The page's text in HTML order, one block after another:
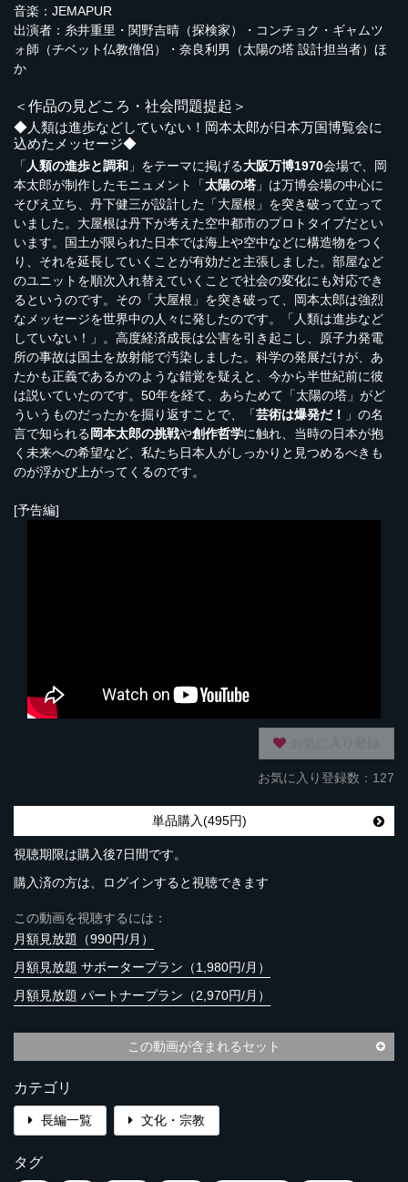
音楽：JEMAPUR
出演者：糸井重里・関野吉晴（探検家）・コンチョク・ギャムツ
ォ師（チベット仏教僧侶）・奈良利男（太陽の塔 設計担当者）ほ
か
＜作品の見どころ・社会問題提起＞
◆人類は進歩などしていない！岡本太郎が日本万国博覧会に
込めたメッセージ◆
「 人類の進歩と調和 」をテーマに掲げる大阪万博1970会場で、岡
本太郎が制作したモニュメント「太陽の塔 」は万博会場の中心に
そびえ立ち、丹下健三が設計した「大屋根」を突き破って立って
いました。大屋根は丹下が考えた空中都市のプロトタイプだとい
います。国土が限られた日本では海上や空中などに構造物をつく
り、それを延長していくことが有効だと主張しました。部屋など
のユニットを順次入れ替えていくことで社会の変化にも対応でき
るというのです。その「大屋根」を突き破って、岡本太郎は強烈
なメッセージを世界中の人々に発したのです。「人類は進歩など
していない！」。高度経済成長は公害を引き起こし、原子力発電
所の事故は国土を放射能で汚染しました。科学の発展だけが、あ
たかも正義であるかのような錯覚を疑えと、今から半世紀前に彼
は説いていたのです。50年を経て、あらためて「太陽の塔」がど
ういうものだったかを掘り返すことで、「芸術は爆発だ！
」の名
言で知られる岡本太郎の挑戦や創作哲学に触れ、当時の日本が抱
く未来への希望など、私たち日本人がしっかりと見つめるべきも
のが浮かび上がってくるのです。
[予告編]
お気に入り登録数：127
単品購入(495円)
視聴期限は購入後7日間です。
購入済の方は、ログインすると視聴できます
この動画を視聴するには：
月額見放題（990円/月）
月額見放題 サポータープラン（1,980円/月）
月額見放題 パートナープラン（2,970円/月）
この動画が含まれるセット
カテゴリ
長編一覧 文化・宗教
タグ